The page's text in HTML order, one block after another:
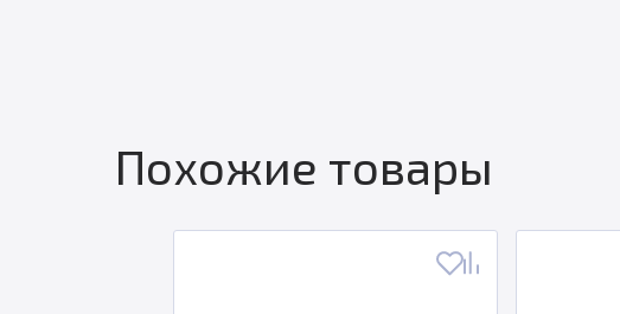
Похожие товары